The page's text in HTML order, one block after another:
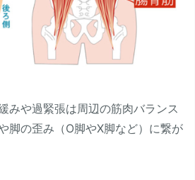
みや過緊張は周辺の筋肉バランス
脚の歪み（O脚やX脚など）に繋が